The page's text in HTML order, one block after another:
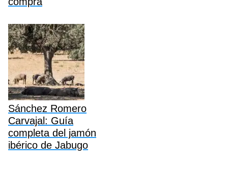
Sánchez Romero
Carvajal: Guía
completa del jamón
ibérico de Jabugo